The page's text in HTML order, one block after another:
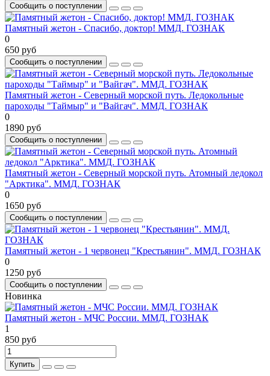
Сообщить о поступлении
Памятный жетон - Спасибо, доктор! ММД. ГОЗНАК
0
650 руб
Сообщить о поступлении
Памятный жетон - Северный морской путь. Ледокольные
пароходы "Таймыр" и "Вайгач". ММД. ГОЗНАК
0
1890 руб
Сообщить о поступлении
Памятный жетон - Северный морской путь. Атомный ледокол
"Арктика". ММД. ГОЗНАК
0
1650 руб
Сообщить о поступлении
Памятный жетон - 1 червонец "Крестьянин". ММД. ГОЗНАК
0
1250 руб
Сообщить о поступлении
Новинка
Памятный жетон - МЧС России. ММД. ГОЗНАК
1
850 руб
Купить